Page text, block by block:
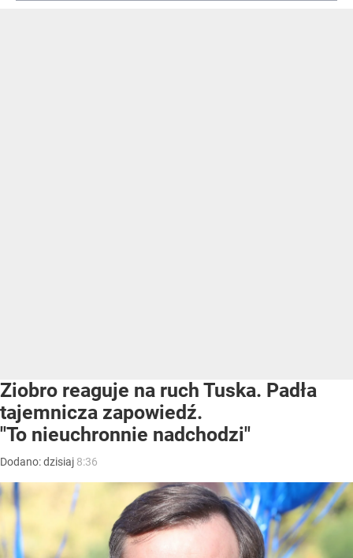
Ziobro reaguje na ruch Tuska. Padła
tajemnicza zapowiedź.
"To nieuchronnie nadchodzi"
Dodano:dzisiaj 8:36